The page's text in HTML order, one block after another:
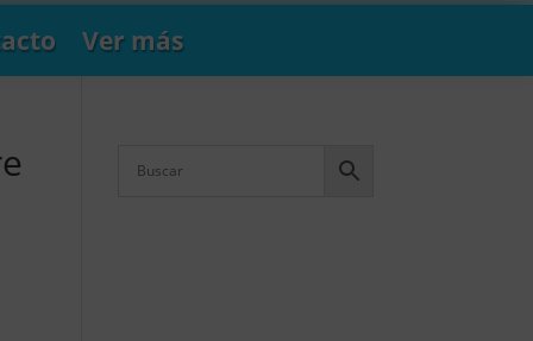
Ver más